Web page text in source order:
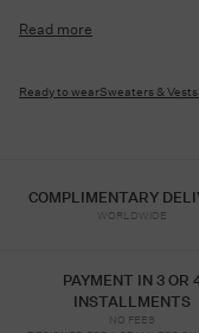
Read more
Ready to wearSweaters & Vests
COMPLIMENTARY
WORLDWIDE
PAYMENT IN 3 OR
INSTALLMENTS
NO FEES